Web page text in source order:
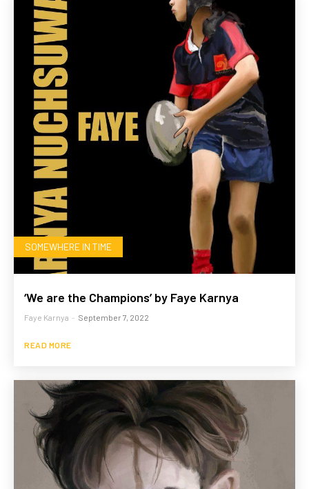
SOMEWHERE IN TIME
‘We are the Champions’ by Faye Karnya
Faye Karnya - September 7, 2022
READ MORE